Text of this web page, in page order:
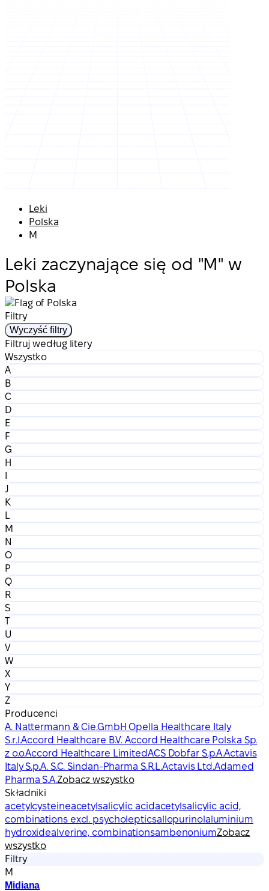
Leki
Polska
M
Leki zaczynające się od "M" w
Polska
Filtry
Wyczyść filtry
Filtruj według litery
Wszystko
A
B
C
D
E
F
G
H
I
J
K
L
M
N
O
P
Q
R
S
T
U
V
W
X
Y
Z
Producenci
A. Nattermann & Cie.GmbH Opella Healthcare Italy
S.r.l.Accord Healthcare B.V. Accord Healthcare Polska Sp.
z o.o.Accord Healthcare LimitedACS Dobfar S.p.A.Actavis
Italy S.p.A. S.C. Sindan-Pharma S.R.L.Actavis Ltd.Adamed
Pharma S.A.Zobacz wszystko
Składniki
acetylcysteineacetylsalicylic acidacetylsalicylic acid,
combinations excl. psycholepticsallopurinolaluminium
hydroxidealverine, combinationsambenoniumZobacz
wszystko
Filtry
M
Midiana